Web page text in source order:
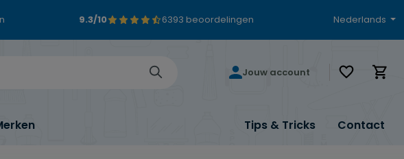
9.3/10 6393 beoordelingen Nederlands
Jouw account Je hebt 0
Tips & Tricks Contact